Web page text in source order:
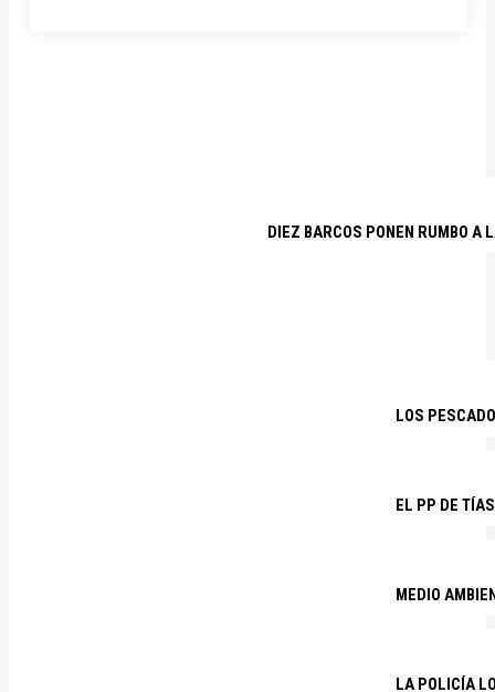
DIEZ BARCOS PONEN RUMBO A
LOS
EL PP DE
MEDIO
LA POLICÍA